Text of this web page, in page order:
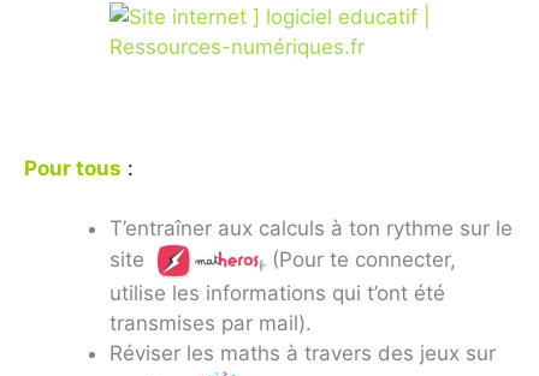
Pour tous :
T’entraîner aux calculs à ton rythme sur le
site
(Pour te connecter,
utilise les informations qui t’ont été
transmises par mail).
Réviser les maths à travers des jeux sur